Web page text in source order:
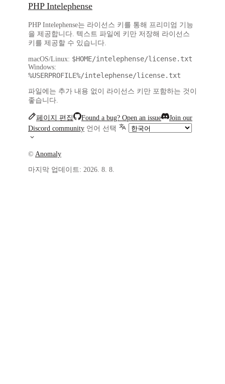
PHP Intelephense
PHP Intelephense는 라이선스 키를 통해 프리미엄 기능
을 제공합니다. 텍스트 파일에 키만 저장해 라이선스
키를 제공할 수 있습니다.
macOS/Linux: $HOME/intelephense/license.txt
Windows:
%USERPROFILE%/intelephense/license.txt
파일에는 추가 내용 없이 라이선스 키만 포함하는 것이
좋습니다.
페이지 편집 Found a bug? Open an issue
Join our
Discord community 언어 선택
© Anomaly
마지막 업데이트: 2026. 8. 8.